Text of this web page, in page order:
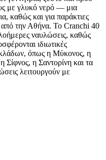
με γλυκό νερό — μια
καθώς και για παράκτιες
την Αθήνα. Το Cranchi 40
ναυλώσεις, καθώς
ιδιωτικές
όπως η Μύκονος, η
η Σαντορίνη και τα
λειτουργούν με